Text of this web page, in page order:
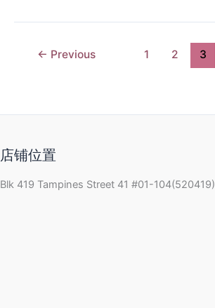
加
← Previous 1 2 3
店铺位置
Blk 419 Tampines Street 41 #01-104(520419)